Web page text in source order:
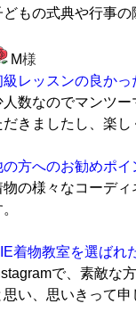
どもの式典や行事の
M様
級レッスンの良かっ
人数なのでマンツ
だきましたし、楽し
の方へのお勧めポイ
物の様々なコーデ
着物教室を選ばれ
で、素敵な
思い、思いきって申